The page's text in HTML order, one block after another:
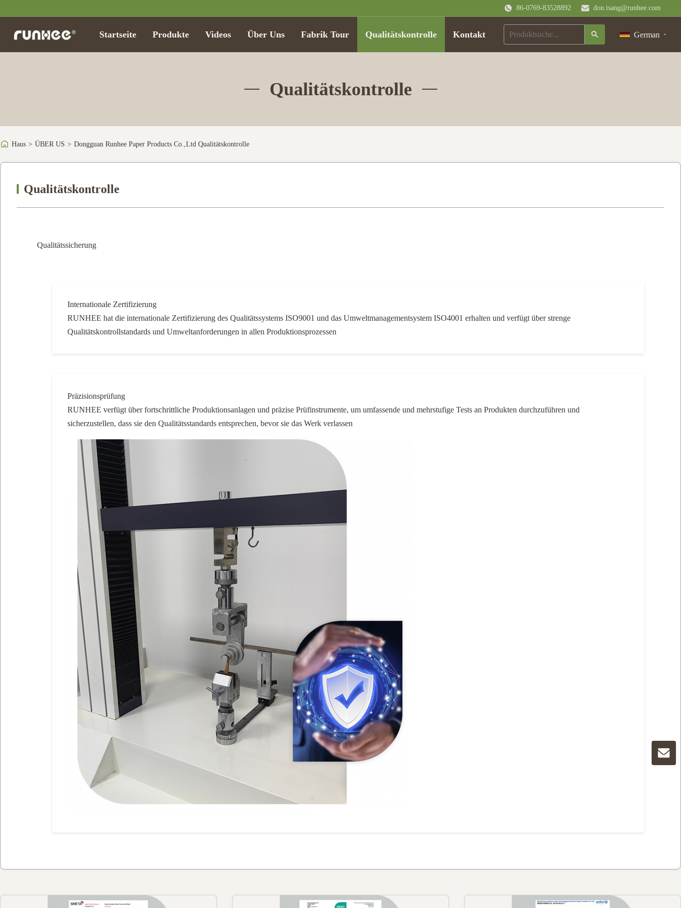
86-0769-83528892 don.tsang@runhee.com
Startseite Produkte Videos Über Uns Fabrik Tour Qualitätskontrolle Kontakt German
Qualitätskontrolle
Haus > ÜBER US > Dongguan Runhee Paper Products Co.,Ltd Qualitätskontrolle
Qualitätskontrolle
Qualitätssicherung
Internationale Zertifizierung
RUNHEE hat die internationale Zertifizierung des Qualitätssystems ISO9001 und das Umweltmanagementsystem ISO4001 erhalten und verfügt über strenge
Qualitätskontrollstandards und Umweltanforderungen in allen Produktionsprozessen
Präzisionsprüfung
RUNHEE verfügt über fortschrittliche Produktionsanlagen und präzise Prüfinstrumente, um umfassende und mehrstufige Tests an Produkten durchzuführen und
sicherzustellen, dass sie den Qualitätsstandards entsprechen, bevor sie das Werk verlassen